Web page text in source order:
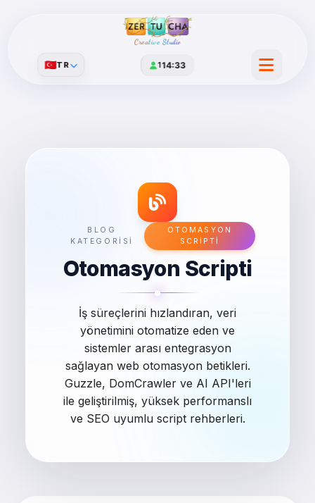
Creative Studio
114:33
🇹🇷TR
BLOG
KATEGORISI
OTOMASYON
SCRIPTI
Otomasyon Scripti
İş süreçlerini hızlandıran, veri
yönetimini otomatize eden ve
sistemler arası entegrasyon
sağlayan web otomasyon betikleri.
Guzzle, DomCrawler ve AI API'leri
ile geliştirilmiş, yüksek performanslı
ve SEO uyumlu script rehberleri.